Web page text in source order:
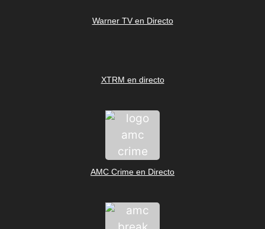
Warner TV en Directo
XTRM en directo
AMC Crime en Directo